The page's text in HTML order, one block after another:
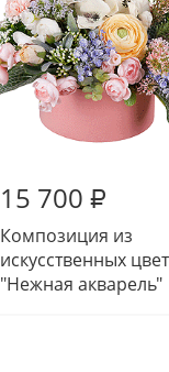
15 700 ₽
Композиция из
искусственных
"Нежная акварель"